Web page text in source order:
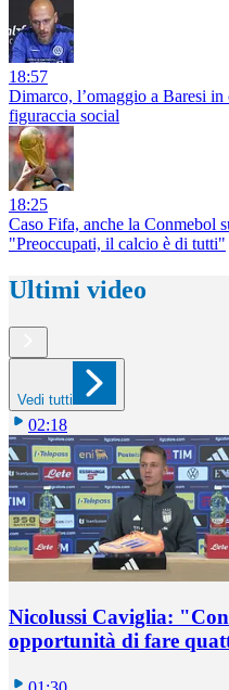
18:57
Dimarco, l’omaggio a Baresi
figuraccia social
18:25
Caso Fifa, anche la Conmebol
"Preoccupati, il calcio è di tutti"
Ultimi video
Vedi tutti
02:18
Nicolussi Caviglia:
opportunità di fare